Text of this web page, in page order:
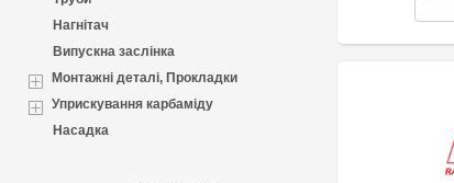
Нагнітач
Випускна заслінка
Монтажні деталі, Прокладки
Уприскування карбаміду
Насадка